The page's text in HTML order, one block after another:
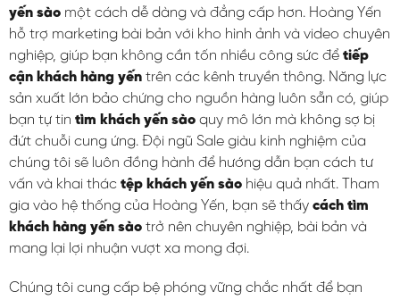
yến sào một cách dễ dàng và đẳng cấp hơn. Hoàng Yến
hỗ trợ marketing bài bản với kho hình ảnh và video chuyên
nghiệp, giúp bạn không cần tốn nhiều công sức để tiếp
cận khách hàng yến trên các kênh truyền thông. Năng lực
sản xuất lớn bảo chứng cho nguồn hàng luôn sẵn có, giúp
bạn tự tin tìm khách yến sào quy mô lớn mà không sợ bị
đứt chuỗi cung ứng. Đội ngũ Sale giàu kinh nghiệm của
chúng tôi sẽ luôn đồng hành để hướng dẫn bạn cách tư
vấn và khai thác tệp khách yến sào hiệu quả nhất. Tham
gia vào hệ thống của Hoàng Yến, bạn sẽ thấy cách tìm
khách hàng yến sào trở nên chuyên nghiệp, bài bản và
mang lại lợi nhuận vượt xa mong đợi.
Chúng tôi cung cấp bệ phóng vững chắc nhất để bạn